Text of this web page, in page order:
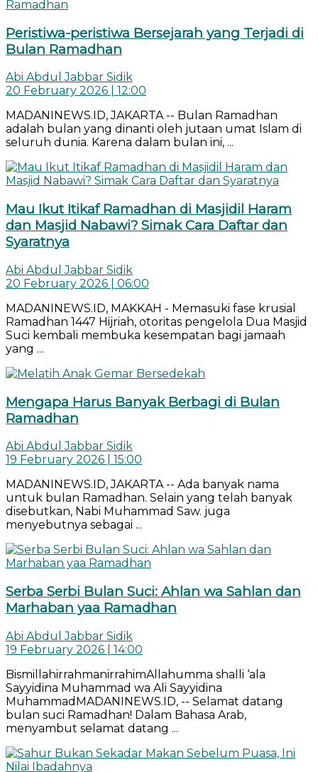
Peristiwa-peristiwa Bersejarah yang Terjadi di
Bulan Ramadhan
Abi Abdul Jabbar Sidik
20 February 2026 | 12:00
MADANINEWS.ID, JAKARTA -- Bulan Ramadhan
adalah bulan yang dinanti oleh jutaan umat Islam di
seluruh dunia. Karena dalam bulan ini, ...
Mau Ikut Itikaf Ramadhan di Masjidil Haram
dan Masjid Nabawi? Simak Cara Daftar dan
Syaratnya
Abi Abdul Jabbar Sidik
20 February 2026 | 06:00
MADANINEWS.ID, MAKKAH - Memasuki fase krusial
Ramadhan 1447 Hijriah, otoritas pengelola Dua Masjid
Suci kembali membuka kesempatan bagi jamaah
yang ...
Mengapa Harus Banyak Berbagi di Bulan
Ramadhan
Abi Abdul Jabbar Sidik
19 February 2026 | 15:00
MADANINEWS.ID, JAKARTA -- Ada banyak nama
untuk bulan Ramadhan. Selain yang telah banyak
disebutkan, Nabi Muhammad Saw. juga
menyebutnya sebagai ...
Serba Serbi Bulan Suci: Ahlan wa Sahlan dan
Marhaban yaa Ramadhan
Abi Abdul Jabbar Sidik
19 February 2026 | 14:00
BismillahirrahmanirrahimAllahumma shalli ‘ala
Sayyidina Muhammad wa Ali Sayyidina
MuhammadMADANINEWS.ID, -- Selamat datang
bulan suci Ramadhan! Dalam Bahasa Arab,
menyambut selamat datang ...